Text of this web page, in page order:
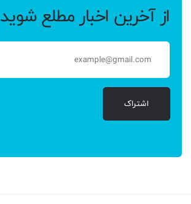
از آخرین اخبار مطلع شوید
اشتراک